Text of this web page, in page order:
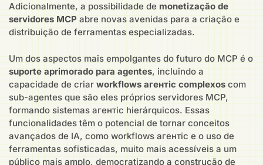
Adicionalmente, a possibilidade de monetização de
servidores MCP abre novas avenidas para a criação e
distribuição de ferramentas especializadas.
Um dos aspectos mais empolgantes do futuro do MCP é o
suporte aprimorado para agentes, incluindo a
capacidade de criar workflows агентic complexos com
sub-agentes que são eles próprios servidores MCP,
formando sistemas агентic hierárquicos. Essas
funcionalidades têm o potencial de tornar conceitos
avançados de IA, como workflows агентic e o uso de
ferramentas sofisticadas, muito mais acessíveis a um
público mais amplo, democratizando a construção de